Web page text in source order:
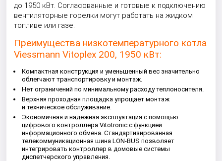
до 1950 кВт. Согласованные и готовые к подключению
вентиляторные горелки могут работать на жидком
топливе или газе.
Преимущества низкотемпературного котла
Viessmann Vitoplex 200, 1950 кВт:
Компактная конструкция и уменьшенный вес значительно
облегчают транспортировку и монтаж.
Нет ограничений по минимальному расходу теплоносителя.
Верхняя проходная площадка упрощает монтаж
и техническое обслуживание.
Экономичная и надежная эксплуатация с помощью
цифрового контроллера Vitotronic с функцией
информационного обмена. Стандартизированная
телекоммуникационная шина LON-BUS позволяет
интегрировать контроллер в домовые системы
диспетчерского управления.